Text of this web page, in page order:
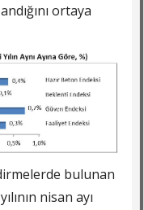
ortaya
bulunan
nisan ayı